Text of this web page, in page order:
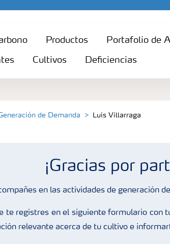
Productos Portafolio de
Cultivos Deficiencias
de Demanda Luis Villarraga
¡Gracias por
en las actividades de generación
te registres en el siguiente formulario con
relevante acerca de tu cultivo e